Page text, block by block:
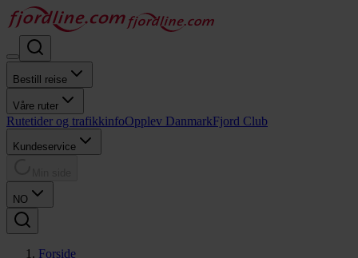
Bestill reise
Våre ruter
Rutetider og trafikkinfoOpplev DanmarkFjord Club
Kundeservice
NO
Forside